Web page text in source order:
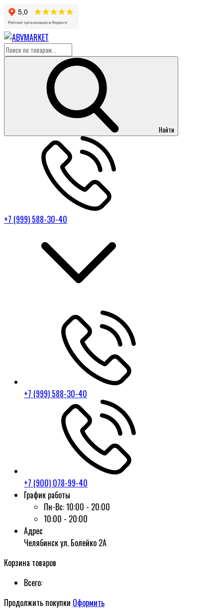
Найти
+7 (999) 588-30-40
+7 (999) 588-30-40
+7 (900) 078-99-40
График работы
Пн-Вс:10:00 - 20:00
10:00 - 20:00
Адрес
Челябинск ул. Болейко 2А
Корзина товаров
Всего:
Продолжить покупки Оформить